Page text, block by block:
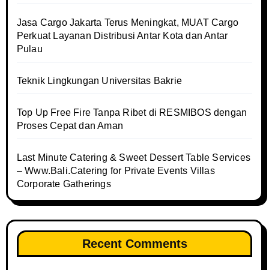
Jasa Cargo Jakarta Terus Meningkat, MUAT Cargo
Perkuat Layanan Distribusi Antar Kota dan Antar
Pulau
Teknik Lingkungan Universitas Bakrie
Top Up Free Fire Tanpa Ribet di RESMIBOS dengan
Proses Cepat dan Aman
Last Minute Catering & Sweet Dessert Table Services
– Www.Bali.Catering for Private Events Villas
Corporate Gatherings
Recent Comments